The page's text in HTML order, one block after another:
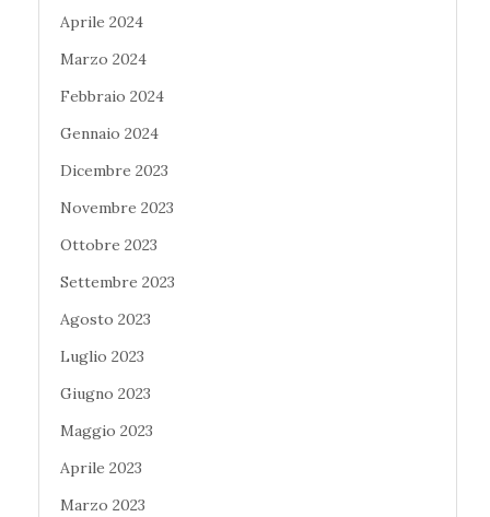
Aprile 2024
Marzo 2024
Febbraio 2024
Gennaio 2024
Dicembre 2023
Novembre 2023
Ottobre 2023
Settembre 2023
Agosto 2023
Luglio 2023
Giugno 2023
Maggio 2023
Aprile 2023
Marzo 2023